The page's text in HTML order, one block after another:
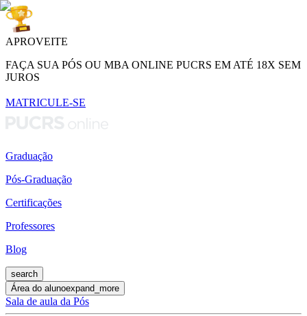
APROVEITE
FAÇA SUA PÓS OU MBA ONLINE PUCRS EM ATÉ 18X SEM
JUROS
MATRICULE-SE
Graduação
Pós-Graduação
Certificações
Professores
Blog
search
Área do alunoexpand_more
Sala de aula da Pós